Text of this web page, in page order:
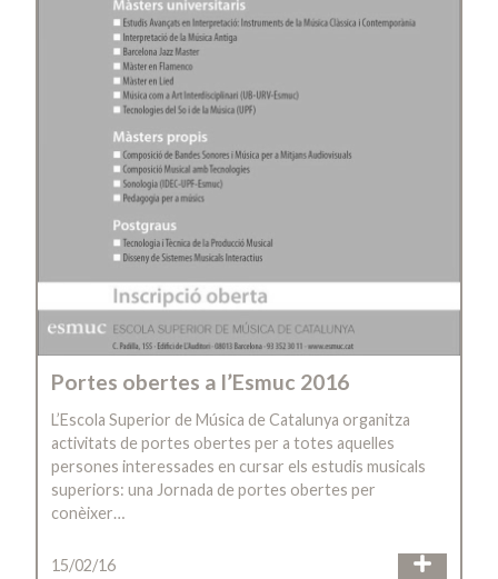
Portes obertes a l’Esmuc 2016
L’Escola Superior de Música de Catalunya organitza
activitats de portes obertes per a totes aquelles
persones interessades en cursar els estudis musicals
superiors: una Jornada de portes obertes per
conèixer…
15/02/16